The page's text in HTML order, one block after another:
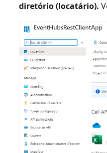
diretório (locatário).